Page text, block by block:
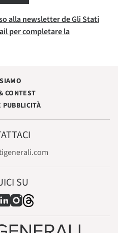
alla newsletter de Gli Stati
per completare la
CONTEST
PUBBLICITÀ
SU